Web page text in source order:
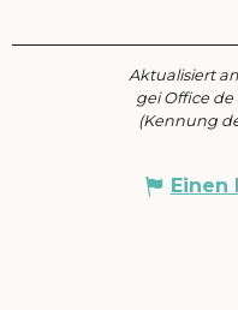
Aktualisiert
gei Office
(Kennung
Einen